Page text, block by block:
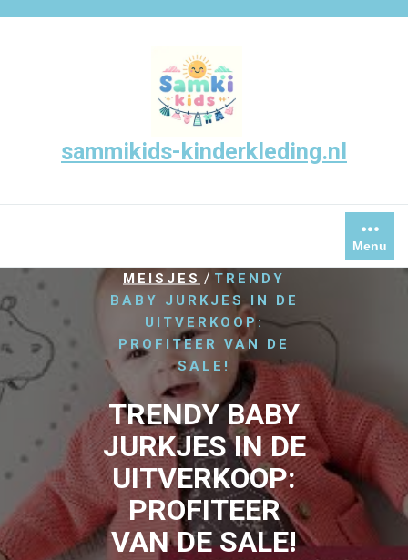
sammikids-kinderkleding.nl
Menu
MEISJES / TRENDY
BABY JURKJES IN DE
UITVERKOOP:
PROFITEER VAN DE
SALE!
TRENDY BABY
JURKJES IN DE
UITVERKOOP:
PROFITEER
VAN DE SALE!